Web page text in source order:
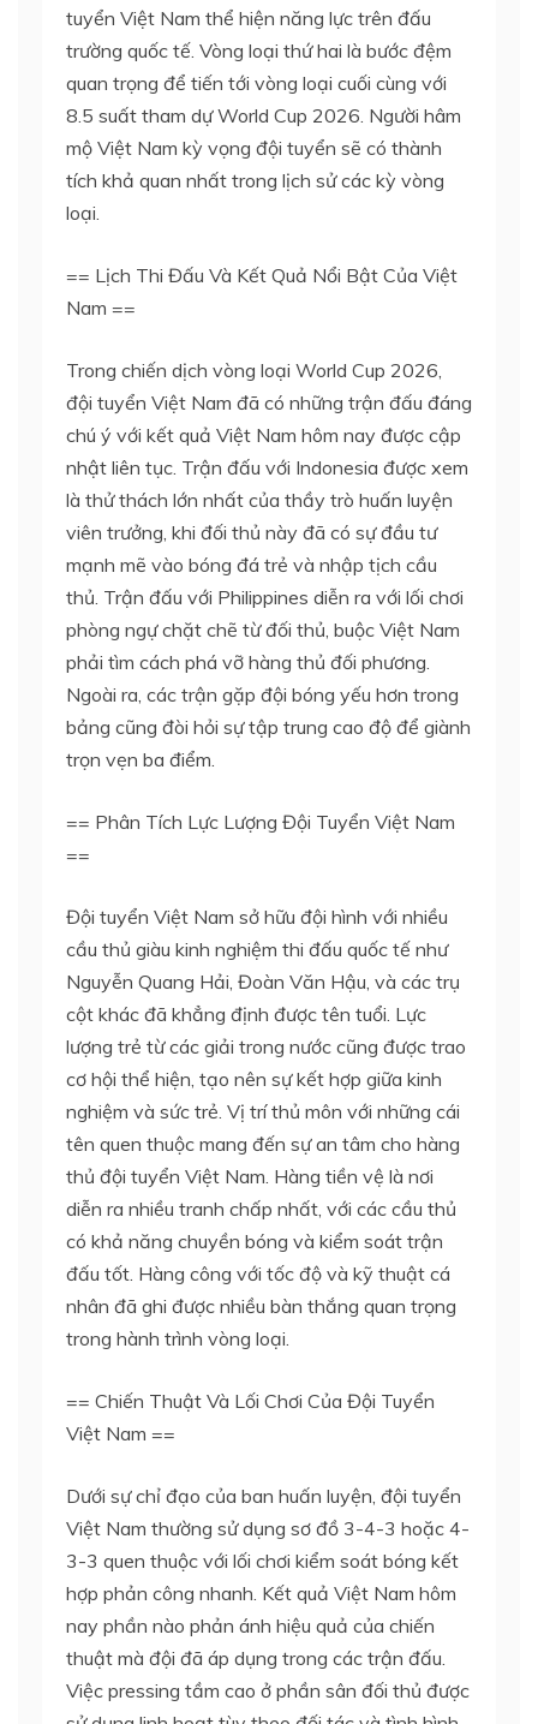
tuyển Việt Nam thể hiện năng lực trên đấu
trường quốc tế. Vòng loại thứ hai là bước đệm
quan trọng để tiến tới vòng loại cuối cùng với
8.5 suất tham dự World Cup 2026. Người hâm
mộ Việt Nam kỳ vọng đội tuyển sẽ có thành
tích khả quan nhất trong lịch sử các kỳ vòng
loại.
== Lịch Thi Đấu Và Kết Quả Nổi Bật Của Việt
Nam ==
Trong chiến dịch vòng loại World Cup 2026,
đội tuyển Việt Nam đã có những trận đấu đáng
chú ý với kết quả Việt Nam hôm nay được cập
nhật liên tục. Trận đấu với Indonesia được xem
là thử thách lớn nhất của thầy trò huấn luyện
viên trưởng, khi đối thủ này đã có sự đầu tư
mạnh mẽ vào bóng đá trẻ và nhập tịch cầu
thủ. Trận đấu với Philippines diễn ra với lối chơi
phòng ngự chặt chẽ từ đối thủ, buộc Việt Nam
phải tìm cách phá vỡ hàng thủ đối phương.
Ngoài ra, các trận gặp đội bóng yếu hơn trong
bảng cũng đòi hỏi sự tập trung cao độ để giành
trọn vẹn ba điểm.
== Phân Tích Lực Lượng Đội Tuyển Việt Nam
==
Đội tuyển Việt Nam sở hữu đội hình với nhiều
cầu thủ giàu kinh nghiệm thi đấu quốc tế như
Nguyễn Quang Hải, Đoàn Văn Hậu, và các trụ
cột khác đã khẳng định được tên tuổi. Lực
lượng trẻ từ các giải trong nước cũng được trao
cơ hội thể hiện, tạo nên sự kết hợp giữa kinh
nghiệm và sức trẻ. Vị trí thủ môn với những cái
tên quen thuộc mang đến sự an tâm cho hàng
thủ đội tuyển Việt Nam. Hàng tiền vệ là nơi
diễn ra nhiều tranh chấp nhất, với các cầu thủ
có khả năng chuyền bóng và kiểm soát trận
đấu tốt. Hàng công với tốc độ và kỹ thuật cá
nhân đã ghi được nhiều bàn thắng quan trọng
trong hành trình vòng loại.
== Chiến Thuật Và Lối Chơi Của Đội Tuyển
Việt Nam ==
Dưới sự chỉ đạo của ban huấn luyện, đội tuyển
Việt Nam thường sử dụng sơ đồ 3-4-3 hoặc 4-
3-3 quen thuộc với lối chơi kiểm soát bóng kết
hợp phản công nhanh. Kết quả Việt Nam hôm
nay phần nào phản ánh hiệu quả của chiến
thuật mà đội đã áp dụng trong các trận đấu.
Việc pressing tầm cao ở phần sân đối thủ được